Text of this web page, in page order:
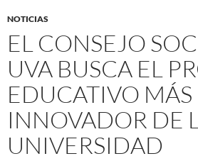
NOTICIAS
EL CONSEJO
UVA BUSCA EL
EDUCATIVO MÁS
INNOVADOR DE
UNIVERSIDAD